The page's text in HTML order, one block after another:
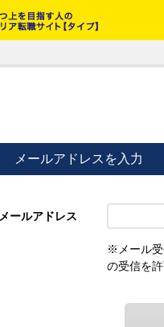
メールアドレスを入力
メールアドレス
※メール受
の受信を許